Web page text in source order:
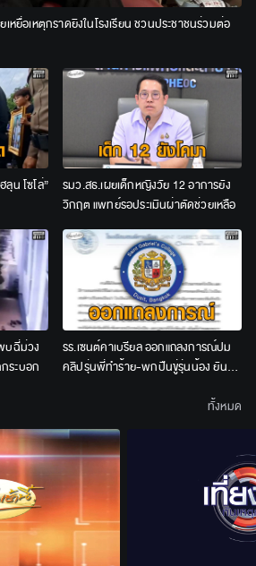
หยื่อเหตุกราดยิงในโรงเรียน ชวนประชาชนร่วมต่อ
น โซโล่”
รมว.สธ.เผยเด็กหญิงวัย 12 อาการยัง
วิกฤต แพทย์รอประเมินผ่าตัดช่วยเหลือ
บฉี่ม่วง
ระบอก
รร.เซนต์คาเบรียล ออกแถลงการณ์ปม
คลิปรุ่นพี่ทำร้าย-พกปืนขู่รุ่นน้อง ยัน
ทั้งหมด